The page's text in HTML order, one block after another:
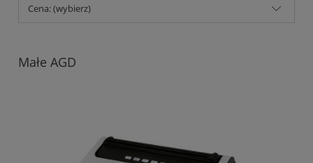
Cena: (wybierz)
Małe AGD